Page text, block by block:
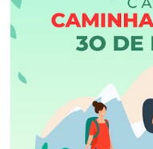
Semanário
do
de